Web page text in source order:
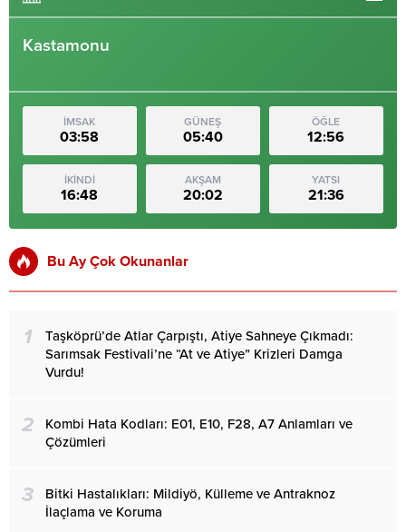
Kastamonu
İMSAK
03:58
GÜNEŞ
05:40
ÖĞLE
12:56
İKİNDİ
16:48
AKŞAM
20:02
YATSI
21:36
Bu Ay Çok Okunanlar
1
Taşköprü’de Atlar Çarpıştı, Atiye Sahneye Çıkmadı:
Sarımsak Festivali’ne “At ve Atiye” Krizleri Damga
Vurdu!
2
Kombi Hata Kodları: E01, E10, F28, A7 Anlamları ve
Çözümleri
3
Bitki Hastalıkları: Mildiyö, Külleme ve Antraknoz
İlaçlama ve Koruma